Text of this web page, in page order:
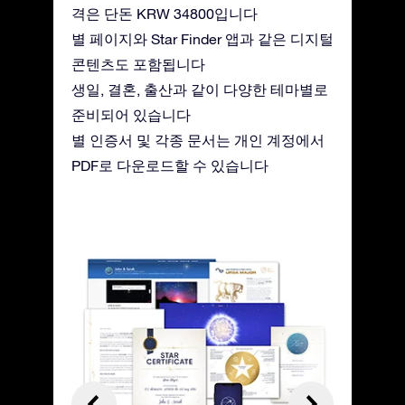
격은 단돈 KRW 34800입니다
별 페이지와 Star Finder 앱과 같은 디지털
콘텐츠도 포함됩니다
생일, 결혼, 출산과 같이 다양한 테마별로
준비되어 있습니다
별 인증서 및 각종 문서는 개인 계정에서
PDF로 다운로드할 수 있습니다